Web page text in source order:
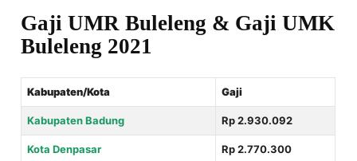
Gaji UMR Buleleng & Gaji UMK
Buleleng 2021
Kabupaten/Kota Gaji
Kabupaten Badung Rp 2.930.092
Kota Denpasar Rp 2.770.300